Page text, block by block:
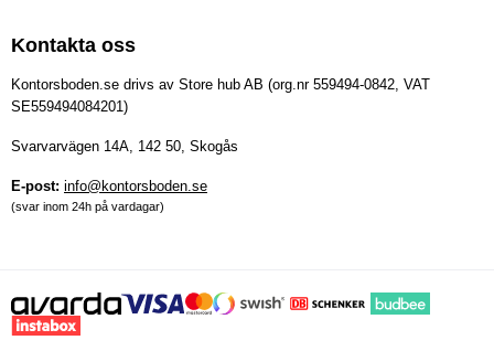
Kontakta oss
Kontorsboden.se drivs av Store hub AB (org.nr 559494-0842, VAT
SE559494084201)
Svarvarvägen 14A, 142 50, Skogås
E-post: info@kontorsboden.se
(svar inom 24h på vardagar)